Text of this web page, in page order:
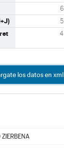
6
5
4
los datos en xml